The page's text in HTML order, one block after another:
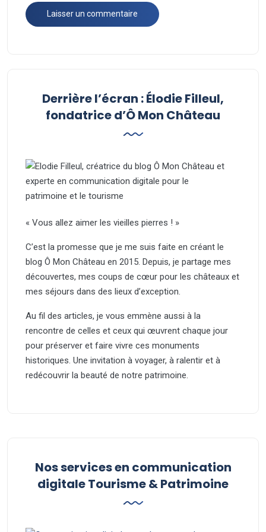
Derrière l’écran : Élodie Filleul,
fondatrice d’Ô Mon Château
« Vous allez aimer les vieilles pierres ! »
C’est la promesse que je me suis faite en créant le
blog Ô Mon Château en 2015. Depuis, je partage mes
découvertes, mes coups de cœur pour les châteaux et
mes séjours dans des lieux d’exception.
Au fil des articles, je vous emmène aussi à la
rencontre de celles et ceux qui œuvrent chaque jour
pour préserver et faire vivre ces monuments
historiques. Une invitation à voyager, à ralentir et à
redécouvrir la beauté de notre patrimoine.
Nos services en communication
digitale Tourisme & Patrimoine